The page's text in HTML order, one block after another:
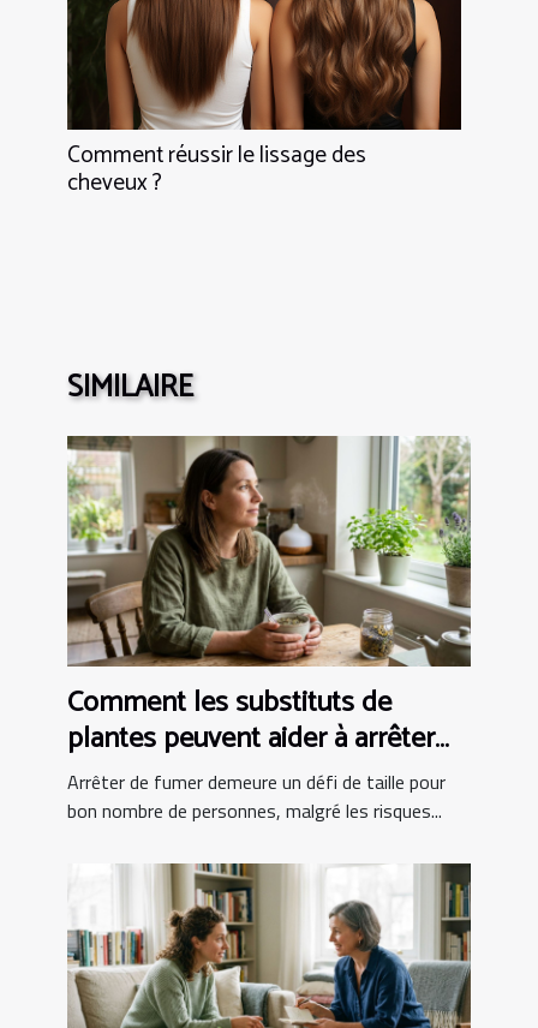
Comment réussir le lissage des
cheveux ?
SIMILAIRE
Comment les substituts de
plantes peuvent aider à arrêter
de fumer ?
Arrêter de fumer demeure un défi de taille pour
bon nombre de personnes, malgré les risques...